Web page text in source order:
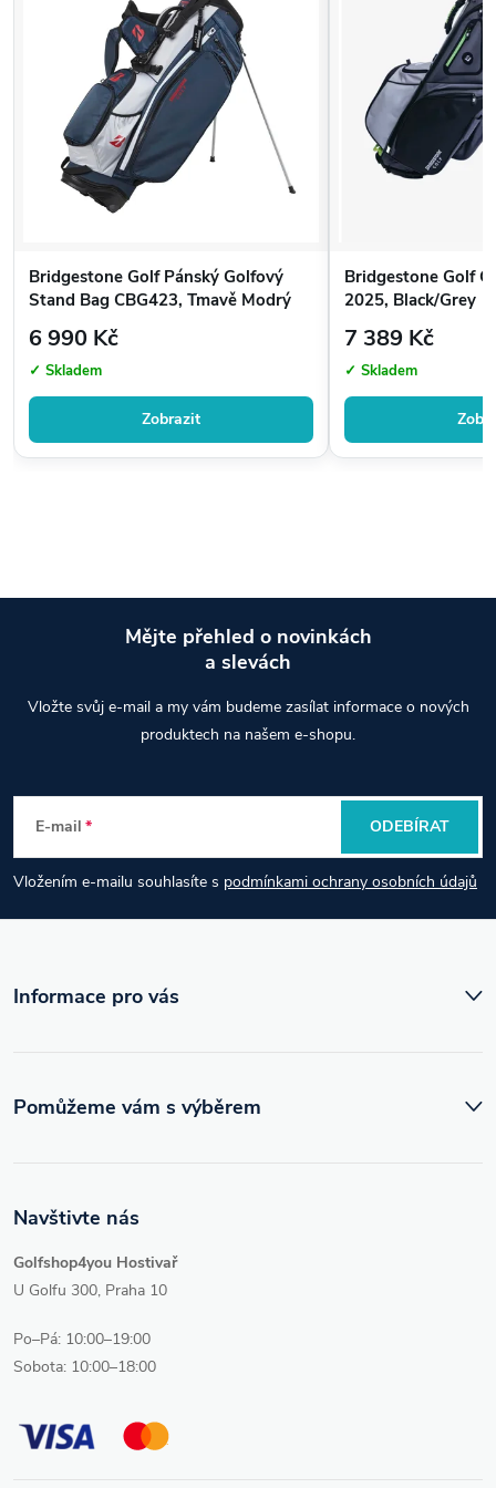
Možnost osobního vyzvednutí v Golfshop4you Hostivař
Rádi poradíme s výběrem správného bagu
Autorizovaný prodejce prémiového golfového vybavení
Bridgestone Golf Pánský Golfový
Stand Bag CBG423, Tmavě Modrý
6 990 Kč
✓ Skladem
Zobrazit
Bridgestone Golf
2025, Black/Grey
7 389 Kč
✓ Skladem
p
a
t
Mějte přehled o novinkách
a slevách
Vložte svůj e-mail a my vám budeme zasílat informace o nových
produktech na našem e-shopu.
E-mail
Vložením e-mailu souhlasíte s podmínkami ochrany osobních údajů
ODEBÍRAT
Informace pro vás
Navštivte nás
Golfshop4you Hostivař
U Golfu 300, Praha 10
Po–Pá: 10:00–19:00
Sobota: 10:00–18:00
Pomůžeme vám s výběrem